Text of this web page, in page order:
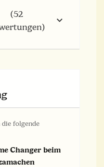
(52
die folgende
Changer beim